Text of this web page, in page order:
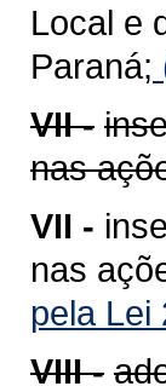
Local e
Paraná;
VII -
nas
VII -
nas
pela Lei
VIII -